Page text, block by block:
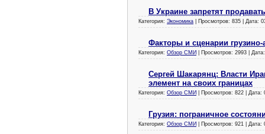
В Украине запретят
Категория: Экономика | Просмотров: 835 | Дата:
Факторы и сценарии
Категория: Обзор СМИ | Просмотров: 2993 |
Сергей Шакарянц: Власти
элемент на своих границах
Категория: Обзор СМИ | Просмотров: 822 | Дата:
Грузия: пограничное
Категория: Обзор СМИ | Просмотров: 921 | Дата: